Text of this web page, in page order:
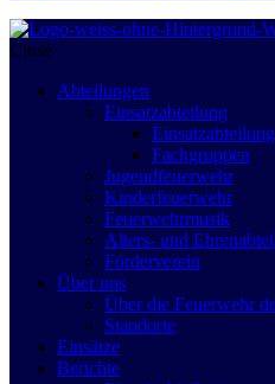
Close
Abteilungen
Einsatzabteilung
Einsatzabteilung
Fachgruppen
Jugendfeuerwehr
Kinderfeuerwehr
Feuerwehrmusik
Alters- und
Förderverein
Über uns
Über die Feuerwehr
Standorte
Einsätze
Berichte